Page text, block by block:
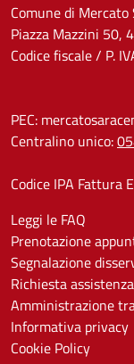
Comune di Mercato
Piazza Mazzini 50,
Codice fiscale / P.
PEC:
Centralino unico:
Codice IPA Fattura
Leggi le FAQ
Prenotazione
Segnalazione
Richiesta assistenza
Amministrazione
Informativa privacy
Cookie Policy